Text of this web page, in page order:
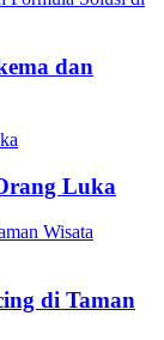
dan
Luka
di Taman